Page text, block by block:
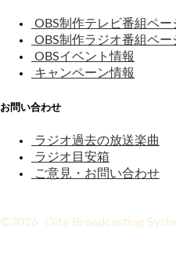
OBS制作テレビ番組ペー
OBS制作ラジオ番組ペー
OBSイベント情報
キャンペーン情報
お問い合わせ
ラジオ過去の放送楽曲
ラジオ目安箱
ご意見・お問い合わせ
©2026 Oita Broadcasting